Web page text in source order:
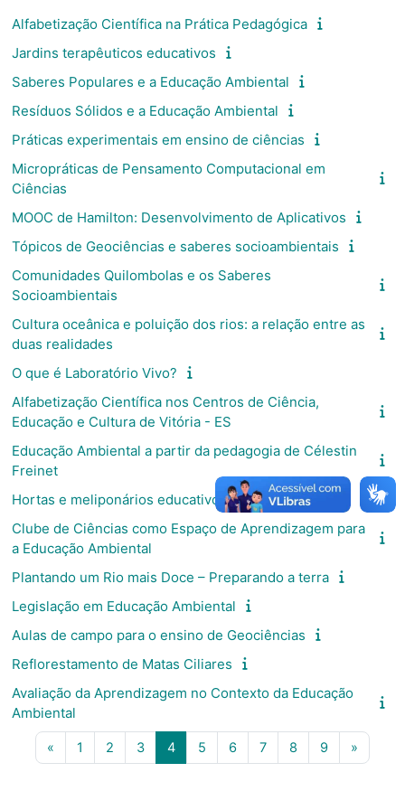
Alfabetização Científica na Prática Pedagógica
Jardins terapêuticos educativos
Saberes Populares e a Educação Ambiental
Resíduos Sólidos e a Educação Ambiental
Práticas experimentais em ensino de ciências
Micropráticas de Pensamento Computacional em
Ciências
MOOC de Hamilton: Desenvolvimento de Aplicativos
Tópicos de Geociências e saberes socioambientais
Comunidades Quilombolas e os Saberes
Socioambientais
Cultura oceânica e poluição dos rios: a relação entre as
duas realidades
O que é Laboratório Vivo?
Alfabetização Científica nos Centros de Ciência,
Educação e Cultura de Vitória - ES
Educação Ambiental a partir da pedagogia de Célestin
Freinet
Hortas e meliponários educativos
Clube de Ciências como Espaço de Aprendizagem para
a Educação Ambiental
Plantando um Rio mais Doce – Preparando a terra
Legislação em Educação Ambiental
Aulas de campo para o ensino de Geociências
Reflorestamento de Matas Ciliares
Avaliação da Aprendizagem no Contexto da Educação
Ambiental
« Página anterior
1 Página 1
2 Página 2
3Página 3
4Página 4
5 Página 5
6Página 6
7Página 7
8 Página 8
9Página 9
»